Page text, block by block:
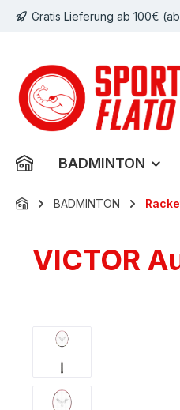
Hauptinhalt springen
Zur Suche springen
Zur Hauptnavigation
Gratis Lieferung ab 100€
BADMINTON
BADMINTON
VICTOR
Bildergalerie